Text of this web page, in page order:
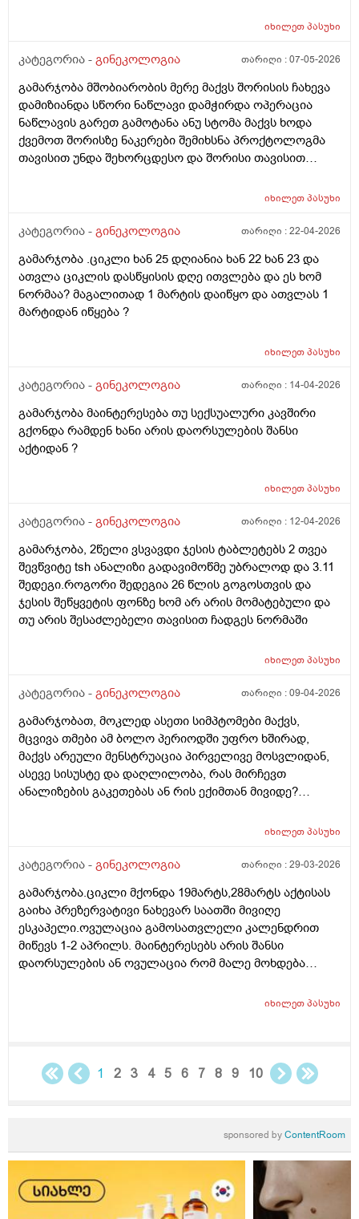
იხილეთპასუხი
კატეგორია - გინეკოლოგია თარიღი :07-05-2026
გამარჯობა მშობიარობის მერე მაქვს შორისის ჩახევა
დამიზიანდა სწორი ნაწლავი დამჭირდა ოპერაცია
ნაწლავის გარეთ გამოტანა ანუ სტომა მაქვს ხოდა
ქვემოთ შორისზე ნაკერები შემიხსნა პროქტოლოგმა
თავისით უნდა შეხორცდესო და შორისი თავისით
იხილეთპასუხი
კატეგორია - გინეკოლოგია თარიღი :22-04-2026
გამარჯობა .ციკლი ხან 25 დღიანია ხან 22 ხან 23 და
ათვლა ციკლის დასწყისის დღე ითვლება და ეს ხომ
ნორმაა? მაგალითად 1 მარტის დაიწყო და ათვლას 1
მარტიდან იწყება ?
იხილეთპასუხი
კატეგორია - გინეკოლოგია თარიღი : 14-04-2026
გამარჯობა მაინტერესება თუ სექსუალური კავშირი
გქონდა რამდენ ხანი არის დაორსულების შანსი
აქტიდან ?
იხილეთპასუხი
კატეგორია - გინეკოლოგია თარიღი : 12-04-2026
გამარჯობა, 2წელი ვსვავდი ჯესის ტაბლეტებს 2 თვეა
შევწვიტე tsh ანალიზი გადავიმოწმე უბრალოდ და 3.11
შედეგი.როგორი შედეგია 26 წლის გოგოსთვის და
ჯესის შეწყვეტის ფონზე ხომ არ არის მომატებული და
თუ არის შესაძლებელი თავისით ჩადგეს ნორმაში
იხილეთპასუხი
კატეგორია - გინეკოლოგია თარიღი :09-04-2026
გამარჯობათ, მოკლედ ასეთი სიმპტომები მაქვს,
მცვივა თმები ამ ბოლო პერიოდში უფრო ხშირად,
მაქვს არეული მენსტრუაცია პირველივე მოსვლიდან,
ასევე სისუსტე და დაღლილობა, რას მირჩევთ
ანალიზების გაკეთებას ან რის ექიმთან მივიდე?
იხილეთპასუხი
კატეგორია - გინეკოლოგია თარიღი :29-03-2026
გამარჯობა.ციკლი მქონდა 19მარტს,28მარტს აქტისას
გაიხა პრეზერვატივი ნახევარ საათში მივიღე
ესკაპელი.ოვულაცია გამოსათვლელი კალენდრით
მიწევს 1-2 აპრილს. მაინტერესებს არის შანსი
დაორსულების ან ოვულაცია რომ მალე მოხდება
კვებაზე მყავს ბავშვი ხშირდ ვერ ვთავაზობ და იქნებ
იხილეთპასუხი
1 2 3 4 5 6 7 8 9 10
sponsored byContentRoom